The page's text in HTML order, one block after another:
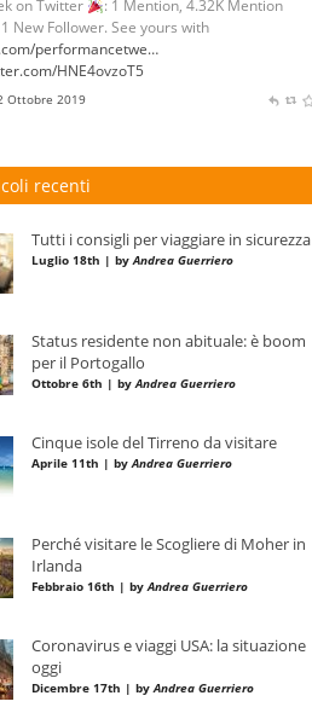
Ottobre 2019
on Twitter
: 1 Mention, 1.95K Mention
Settembre 2019
recenti
Tutti i consigli per viaggiare in sicurezza
Luglio 18th | byAndrea Guerriero
Status residente non abituale: è boom
per il Portogallo
Ottobre 6th | byAndrea Guerriero
Cinque isole del Tirreno da visitare
Aprile 11th | byAndrea Guerriero
Perché visitare le Scogliere di Moher in
Irlanda
Febbraio 16th | byAndrea Guerriero
Coronavirus e viaggi USA: la situazione
oggi
Dicembre 17th | byAndrea Guerriero